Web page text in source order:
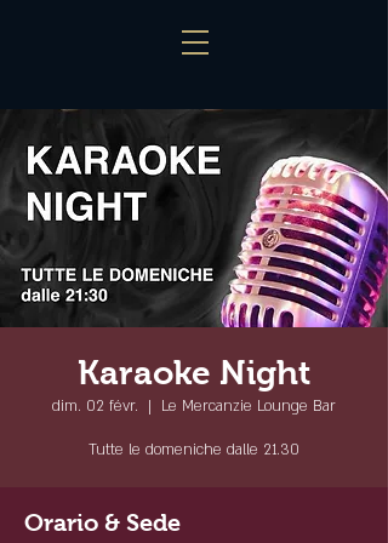
Karaoke Night
dim. 02 févr.
  |
Le Mercanzie Lounge Bar
Tutte le domeniche dalle 21.30
Orario & Sede